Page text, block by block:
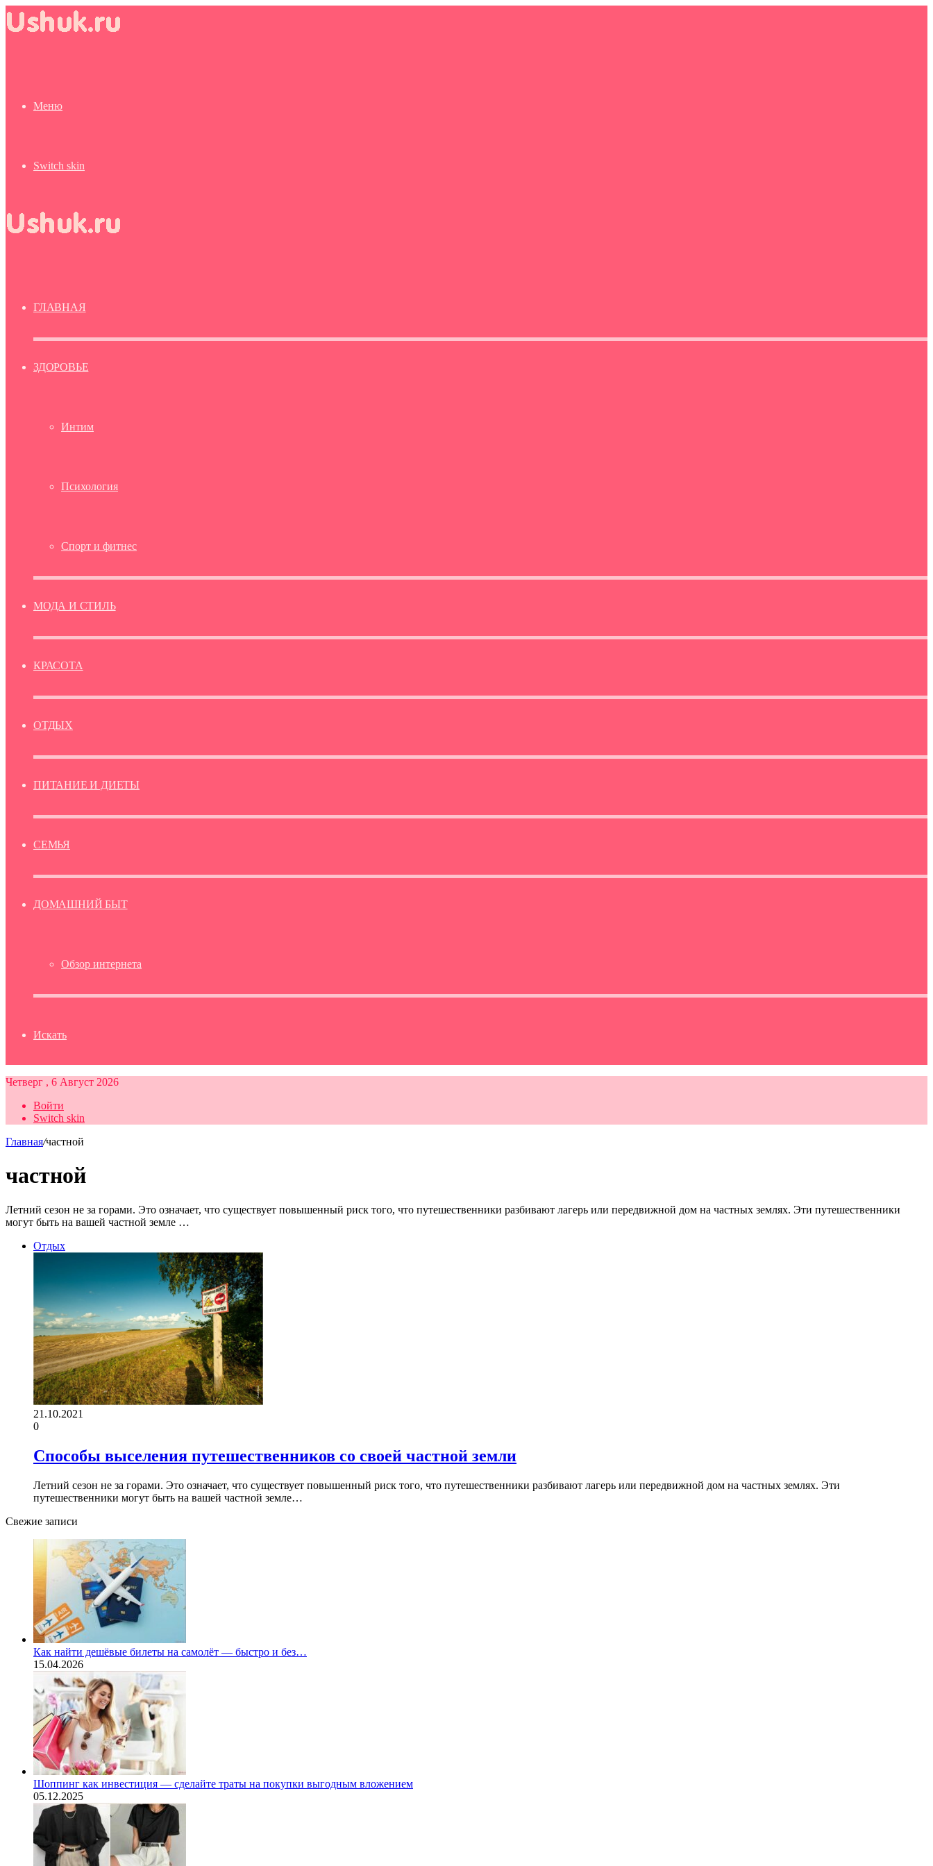
Меню
Switch skin
ГЛАВНАЯ
ЗДОРОВЬЕ
Интим
Психология
Спорт и фитнес
МОДА И СТИЛЬ
КРАСОТА
ОТДЫХ
ПИТАНИЕ И ДИЕТЫ
СЕМЬЯ
ДОМАШНИЙ БЫТ
Обзор интернета
Искать
Четверг , 6 Август 2026
Войти
Switch skin
Главная/частной
частной
Летний сезон не за горами. Это означает, что существует повышенный риск того, что путешественники разбивают лагерь или передвижной дом на частных землях. Эти путешественники
могут быть на вашей частной земле …
Отдых
21.10.2021
0
Способы выселения путешественников со своей частной земли
Летний сезон не за горами. Это означает, что существует повышенный риск того, что путешественники разбивают лагерь или передвижной дом на частных землях. Эти
путешественники могут быть на вашей частной земле…
Свежие записи
Как найти дешёвые билеты на самолёт — быстро и без…
15.04.2026
Шоппинг как инвестиция — сделайте траты на покупки выгодным вложением
05.12.2025